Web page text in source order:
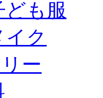
も服
ク
ー